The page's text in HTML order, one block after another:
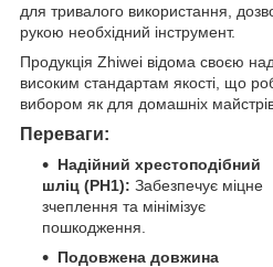
для тривалого використання,
рукою необхідний інструмент.
Продукція Zhiwei відома своєю
високим стандартам якості, що
вибором як для домашніх майстрів,
Переваги:
Надійний хрестоподібний
шліц (PH1): Забезпечує міцне
зчеплення та мінімізує
пошкодження.
Подовжена довжина